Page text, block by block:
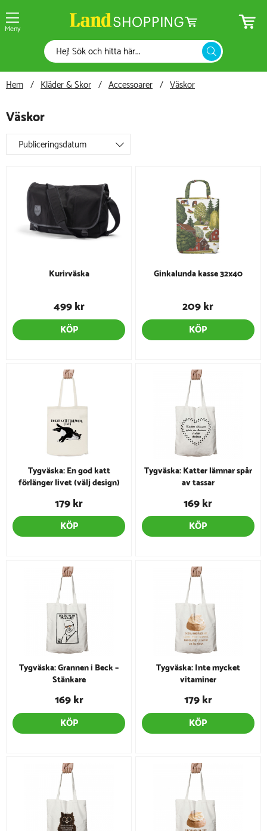
Meny
Hem Kläder & Skor Accessoarer Väskor
Väskor
Publiceringsdatum
Kurirväska
499 kr
KÖP
Ginkalunda kasse 32x40
209 kr
KÖP
Tygväska: En god katt
förlänger livet (välj design)
179 kr
KÖP
Tygväska: Katter lämnar spår
av tassar
169 kr
KÖP
Tygväska: Grannen i Beck –
Stänkare
169 kr
KÖP
Tygväska: Inte mycket
vitaminer
179 kr
KÖP